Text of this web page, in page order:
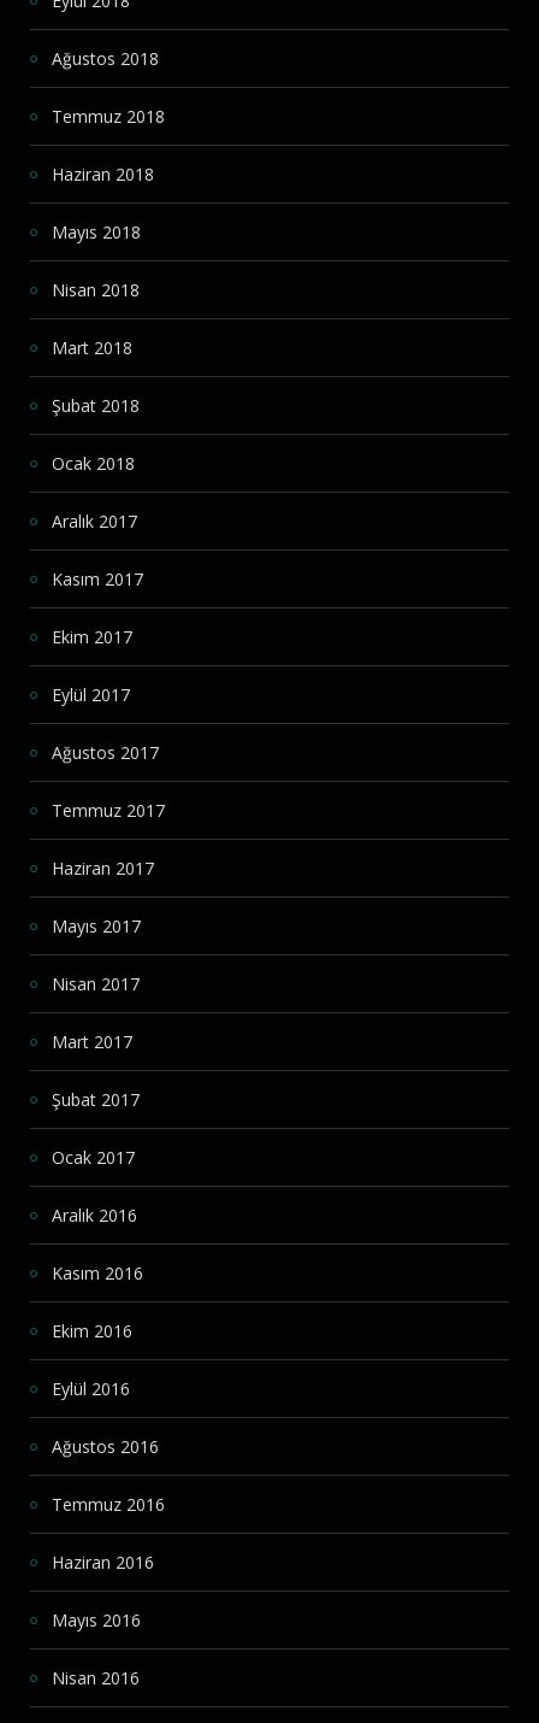
Ağustos 2018
Temmuz 2018
Haziran 2018
Mayıs 2018
Nisan 2018
Mart 2018
Şubat 2018
Ocak 2018
Aralık 2017
Kasım 2017
Ekim 2017
Eylül 2017
Ağustos 2017
Temmuz 2017
Haziran 2017
Mayıs 2017
Nisan 2017
Mart 2017
Şubat 2017
Ocak 2017
Aralık 2016
Kasım 2016
Ekim 2016
Eylül 2016
Ağustos 2016
Temmuz 2016
Haziran 2016
Mayıs 2016
Nisan 2016